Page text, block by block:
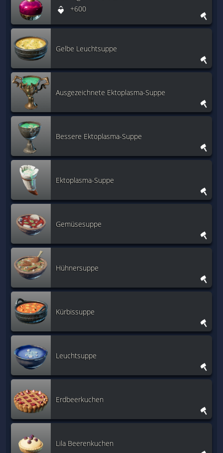
+600
Gelbe Leuchtsuppe
Ausgezeichnete Ektoplasma-Suppe
Bessere Ektoplasma-Suppe
Ektoplasma-Suppe
Gemüsesuppe
Hühnersuppe
Kürbissuppe
Leuchtsuppe
Erdbeerkuchen
Lila Beerenkuchen